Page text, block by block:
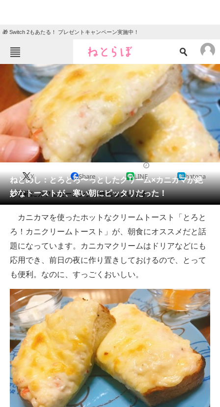
🎁 Switch 2もあたる！ プレゼントキャンペーン実施中！
ねとらぼメニュー
TOP ニュース
エンタメ クイズ
グルメ 地域
住まい 教育・育児
動物 リサーチ
会員記事
メディア
注目記事を集めた総合ページ
ITの今と未来を見通す
スマホと通信の最新トレンド
好きが集まる 比べて選べる
ビジネスと働き方のヒント
AI活用のいまが分かる
企業ITのトレンドを詳説
経営リーダーのコミュニティ
ねとめし：とろとろ〜っとしたクリーム×カニカマが絶
妙なトーストが、寒い朝にピッタリだった！
X Share LINE hatena
お手軽にカフェモーニングが作れちゃいます。
カニカマを使ったホットなクリームトースト「とろと
ろ！カニクリームトースト」が、朝食にオススメだと話
題になっています。カニカマクリームはドリアなどにも
応用でき、前日の夜に作り置きしておけるので、とって
も便利。なのに、すっごくおいしい。